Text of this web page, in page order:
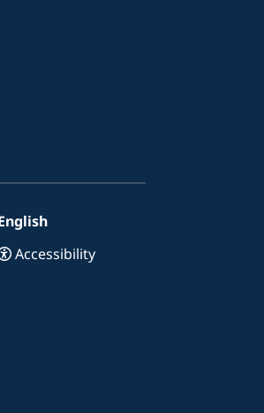
Accessibility